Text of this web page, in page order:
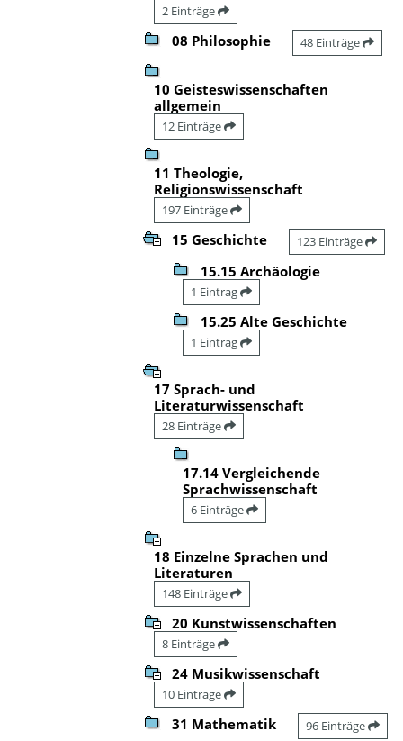
2 Einträge
08 Philosophie 48 Einträge
10 Geisteswissenschaften
allgemein
12 Einträge
11 Theologie,
Religionswissenschaft
197 Einträge
15 Geschichte 123 Einträge
15.15 Archäologie
1 Eintrag
15.25 Alte Geschichte
1 Eintrag
17 Sprach- und
Literaturwissenschaft
28 Einträge
17.14 Vergleichende
Sprachwissenschaft
6 Einträge
18 Einzelne Sprachen und
Literaturen
148 Einträge
20 Kunstwissenschaften
8 Einträge
24 Musikwissenschaft
10 Einträge
31 Mathematik 96 Einträge